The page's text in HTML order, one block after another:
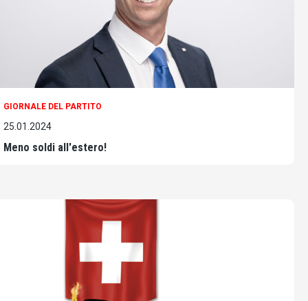
GIORNALE DEL PARTITO
25.01.2024
Meno soldi all'estero!